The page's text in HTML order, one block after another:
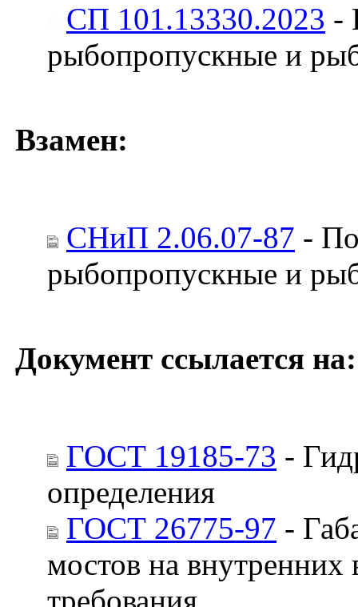
СП 101.13330.2023 -
рыбопропускные и
Взамен:
СНиП 2.06.07-87 -
рыбопропускные и
Документ ссылается на:
ГОСТ 19185-73 -
определения
ГОСТ 26775-97 -
мостов на
требования